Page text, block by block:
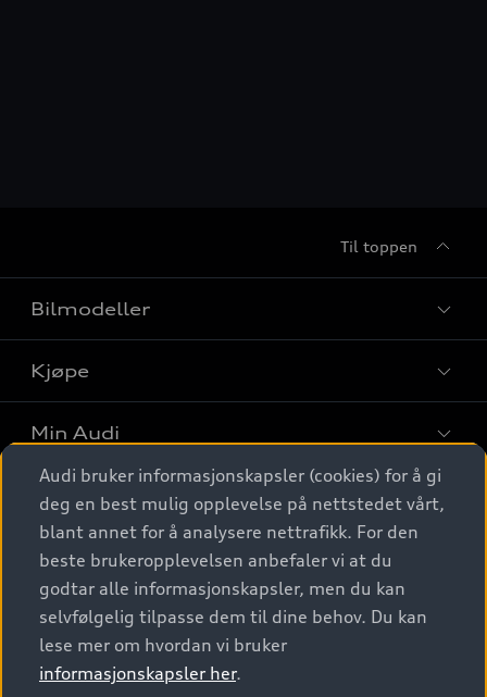
Til toppen
Bilmodeller
Finn din Audi
Sammenlign bilmodeller
Elbiler
SUV
Stasjonsvogn
Sportback
S/RS
Konseptbiler og prototyper
Kjøpe
Kjøpshjelp
Biler på lager
Finn forhandler
Bestill prøvekjøring
Kontakt forhandler
Min Audi
Behold nybilfølelsen
Audi Originalt tilbehør
Verkstedtjenester
Digitale tjenester
Audi digitale tjenester
Audi connect
Functions on demand
Audi Norge
Kundeservice
Audi Driving Experience
Audi bruker informasjonskapsler (cookies) for å gi
deg en best mulig opplevelse på nettstedet vårt,
blant annet for å analysere nettrafikk. For den
beste brukeropplevelsen anbefaler vi at du
godtar alle informasjonskapsler, men du kan
selvfølgelig tilpasse dem til dine behov. Du kan
lese mer om hvordan vi bruker
informasjonskapsler her.